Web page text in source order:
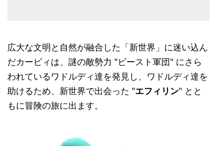
広大な文明と自然が融合した「新世界」に迷い込ん
だカービィは、謎の敵勢力 "ビースト軍団" にさら
われているワドルディ達を発見し、ワドルディ達を
助けるため、新世界で出会った "エフィリン" とと
もに冒険の旅に出ます。